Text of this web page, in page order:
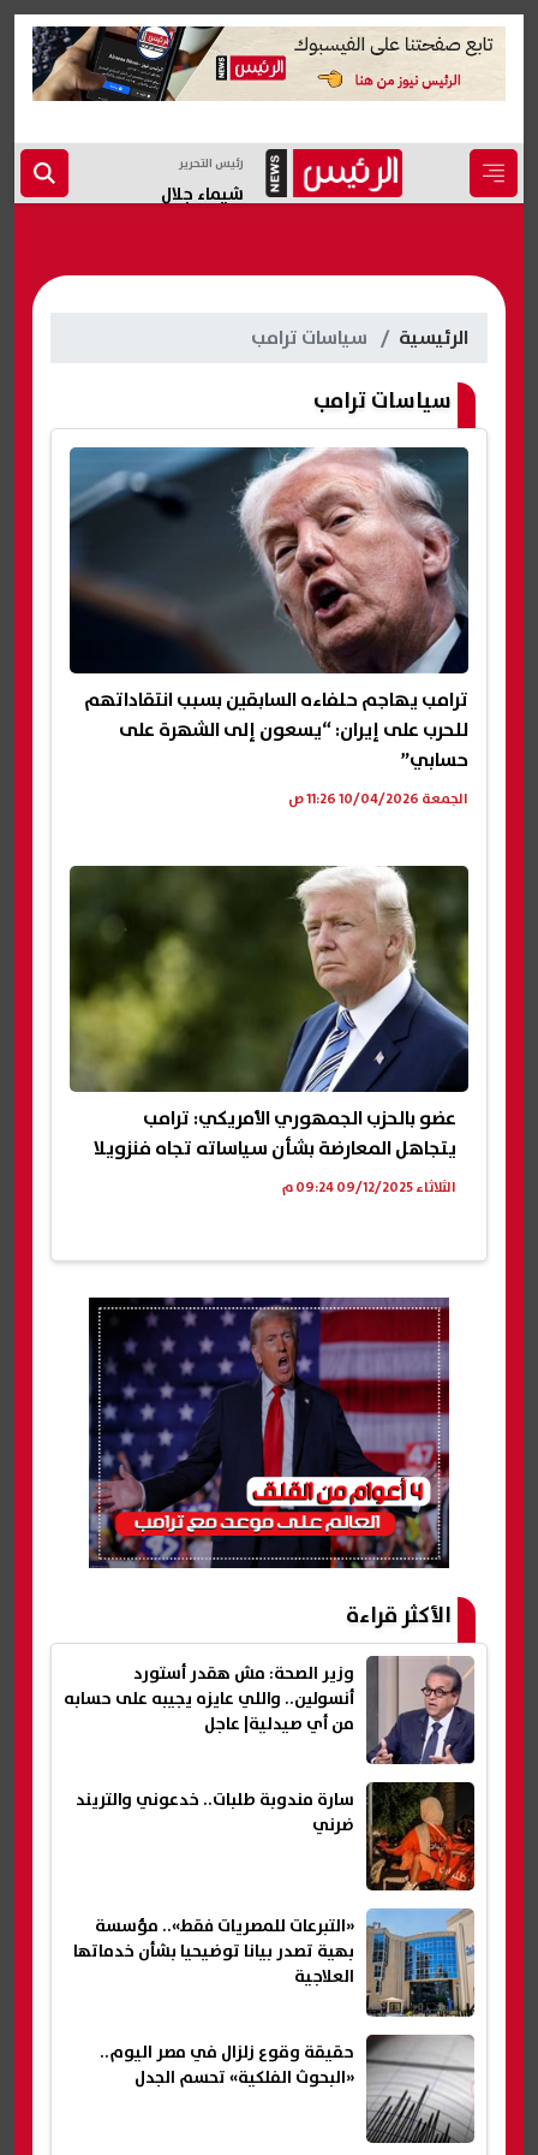
رئيس التحرير
شيماء جلال
الرئيسية سياسات ترامب
سياسات ترامب
ترامب يهاجم حلفاءه السابقين بسبب انتقاداتهم
للحرب على إيران: “يسعون إلى الشهرة على
حسابي”
الجمعة 10/04/2026 11:26 ص
عضو بالحزب الجمهوري الأمريكي: ترامب
يتجاهل المعارضة بشأن سياساته تجاه فنزويلا
الثلاثاء 09/12/2025 09:24 م
الأكثر قراءة
وزير الصحة: مش هقدر أستورد
أنسولين.. واللي عايزه يجيبه على حسابه
من أي صيدلية| عاجل
سارة مندوبة طلبات.. خدعوني والتريند
ضرني
«التبرعات للمصريات فقط».. مؤسسة
بهية تصدر بيانا توضيحيا بشأن خدماتها
العلاجية
حقيقة وقوع زلزال في مصر اليوم..
«البحوث الفلكية» تحسم الجدل